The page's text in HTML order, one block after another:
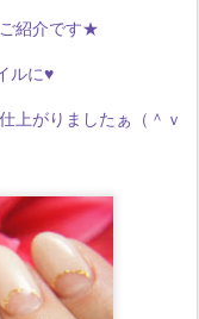
紹介です★
ルに♥
上がりましたぁ（＾ｖ